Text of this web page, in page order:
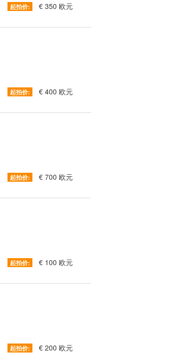
起拍价: € 350 欧元
起拍价: € 400 欧元
起拍价: € 700 欧元
起拍价: € 100 欧元
起拍价: € 200 欧元